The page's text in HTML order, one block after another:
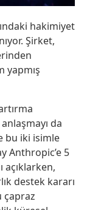
hakimiyet
Şirket,
yapmış
da
bu iki isimle
Anthropic’e 5
açıklarken,
destek kararı
çapraz